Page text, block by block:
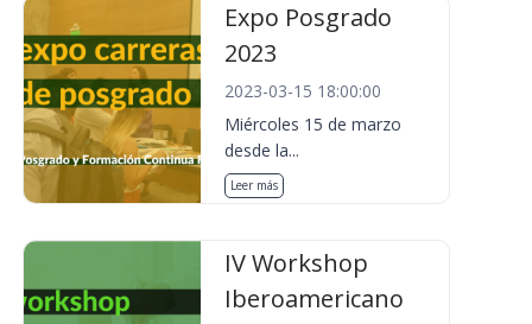
Expo Posgrado
2023
2023-03-15 18:00:00
Miércoles 15 de marzo
desde la...
Leer más
IV Workshop
Iberoamericano